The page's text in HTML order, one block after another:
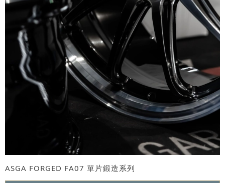
ASGA FORGED FA07 單片鍛造系列